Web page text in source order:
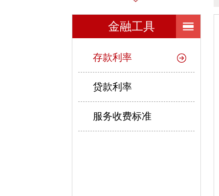
金融工具
存款利率
贷款利率
服务收费标准